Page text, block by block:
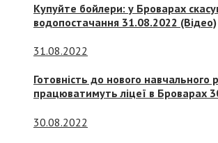
Купуйте бойлери: у Броварах
водопостачання 31.08.2022 (Відео)
31.08.2022
Готовність до нового навчального
працюватимуть ліцеї в Броварах
30.08.2022